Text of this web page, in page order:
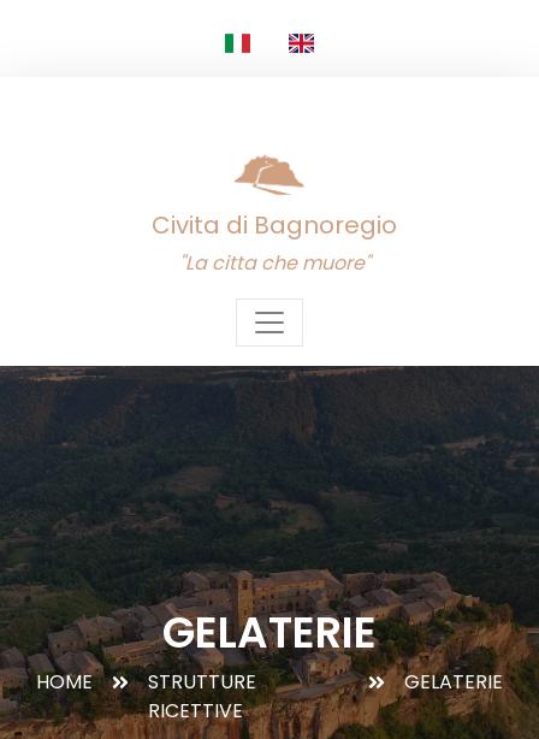
Civita di Bagnoregio
"La citta che muore"
GELATERIE
HOME
STRUTTURE
RICETTIVE
GELATERIE